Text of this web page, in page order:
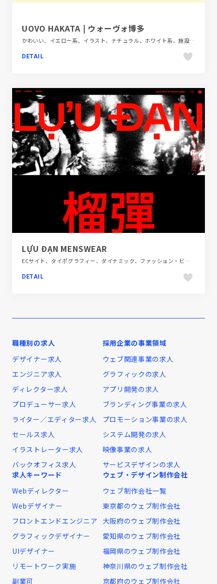
UOVO HAKATA | ウォーヴォ博多
かわいい、イエロー系、イラスト、ナチュラル、ホワイト系、施設・店舗サイト、飲料・食品、飲食店・グルメ・ウェディング
DETAIL
LỰU ĐẠN MENSWEAR
ECサイト、タイポグラフィー、ダイナミック、ファッション・ビューティー、ブラック系 、ブランド・サービスサイト、モーション多め、レッド系、大きめ写真、日本テイスト、海外サイト
DETAIL
職種別の求人
デザイナー求人
エンジニア求人
ディレクター求人
プロデューサー求人
ライター／エディター求人
セールス求人
イラストレーター求人
バックオフィス求人
採用企業の事業領域
ウェブ関連事業の求人
グラフィックの求人
アプリ開発の求人
ブランディング事業の求人
プロモーション事業の求人
システム開発の求人
映像事業の求人
サービスデザインの求人
求人キーワード
Webディレクター
Webデザイナー
フロントエンドエンジニア
グラフィックデザイナー
UIデザイナー
リモートワーク実施
副業可
ウェブ・デザイン制作会社
ウェブ制作会社一覧
東京都のウェブ制作会社
大阪府のウェブ制作会社
愛知県のウェブ制作会社
福岡県のウェブ制作会社
神奈川県のウェブ制作会社
京都府のウェブ制作会社